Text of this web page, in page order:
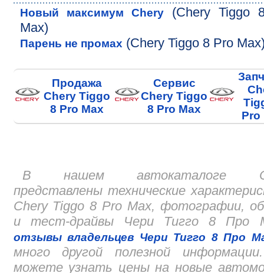
Новый максимум Chery(Chery Tiggo
Max)
Парень не промах (Chery Tiggo 8 Pro
Продажа
Chery Tiggo
8 Pro Max
Сервис
Chery Tiggo
8 Pro Max
Pro
В нашем автокаталоге
представлены технические
Chery Tiggo 8 Pro Max, фотографии,
и тест-драйвы Чери Тигго 8 Про
отзывы владельцев Чери Тигго 8 Про
много другой полезной
можете узнать цены на новые